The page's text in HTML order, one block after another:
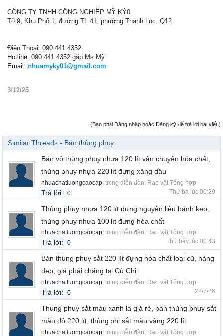
CÔNG TY TNHH CÔNG NGHIỆP MỸ KỲ0
Tổ 9, Khu Phố 1, đường TL 41, phường Thạnh Lọc, Q12
Điện Thoại: 090 441 4352
Hotline: 090 441 4352 gặp Ms Mỹ
Email: nhuamyky01@gmail.com
3/12/25
(Bạn phải Đăng nhập hoặc Đăng ký để trả lời bài viết.)
Similar Threads - Bán thùng phuy
Bán vỏ thùng phuy nhựa 120 lít vận chuyển hóa chất,
thùng phuy nhựa 220 lít đựng xăng dầu
nhuachatluongcaocap , trong diễn đàn: Rao vặt Tổng hợp
Trả lời: 0 Thứ ba lúc 00:29
Thùng phuy nhựa 120 lít đựng nguyên liệu bánh kẹo,
thùng phuy nhựa 100 lít đựng hóa chất
nhuachatluongcaocap , trong diễn đàn: Rao vặt Tổng hợp
Trả lời: 0 Thứ bảy lúc 00:43
Bán thùng phuy sắt 220 lít đựng hóa chất loại cũ, hàng
đẹp, giá phải chăng tại Củ Chi
nhuachatluongcaocap , trong diễn đàn: Rao vặt Tổng hợp
Trả lời: 0 22/7/26
Thùng phuy sắt màu xanh lá giá rẻ, bán thùng phuy sắt
màu đỏ 220 lít, thùng phi sắt màu vàng 220 lít
nhuachatluongcaocap , trong diễn đàn: Rao vặt Tổng hợp